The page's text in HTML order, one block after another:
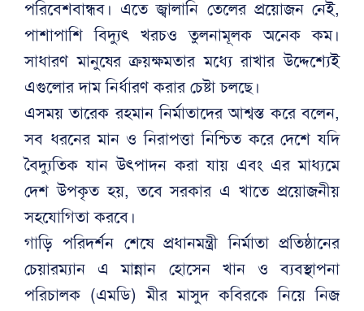
পরিবেশবান্ধব। এতে জ্বালানি তেলের প্রয়োজন নেই,
পাশাপাশি বিদ্যুৎ খরচও তুলনামূলক অনেক কম।
সাধারণ মানুষের ক্রয়ক্ষমতার মধ্যে রাখার উদ্দেশ্যেই
এগুলোর দাম নির্ধারণ করার চেষ্টা চলছে।
এসময় তারেক রহমান নির্মাতাদের আশ্বস্ত করে বলেন,
সব ধরনের মান ও নিরাপত্তা নিশ্চিত করে দেশে যদি
বৈদ্যুতিক যান উৎপাদন করা যায় এবং এর মাধ্যমে
দেশ উপকৃত হয়, তবে সরকার এ খাতে প্রয়োজনীয়
সহযোগিতা করবে।
গাড়ি পরিদর্শন শেষে প্রধানমন্ত্রী নির্মাতা প্রতিষ্ঠানের
চেয়ারম্যান এ মান্নান হোসেন খান ও ব্যবস্থাপনা
পরিচালক (এমডি) মীর মাসুদ কবিরকে নিয়ে নিজ